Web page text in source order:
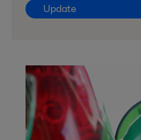
Update